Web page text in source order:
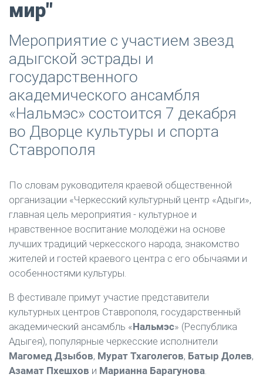
мир"
Мероприятие с участием звезд
адыгской эстрады и
государственного
академического ансамбля
«Нальмэс» состоится 7 декабря
во Дворце культуры и спорта
Ставрополя
По словам руководителя краевой общественной
организации «Черкесский культурный центр «Адыги»,
главная цель мероприятия - культурное и
нравственное воспитание молодёжи на основе
лучших традиций черкесского народа, знакомство
жителей и гостей краевого центра с его обычаями и
особенностями культуры.
В фестивале примут участие представители
культурных центров Ставрополя, государственный
академический ансамбль «Нальмэс» (Республика
Адыгея), популярные черкесские исполнители
Магомед Дзыбов, Мурат Тхаголегов, Батыр Долев,
Азамат Пхешхов и Марианна Барагунова.